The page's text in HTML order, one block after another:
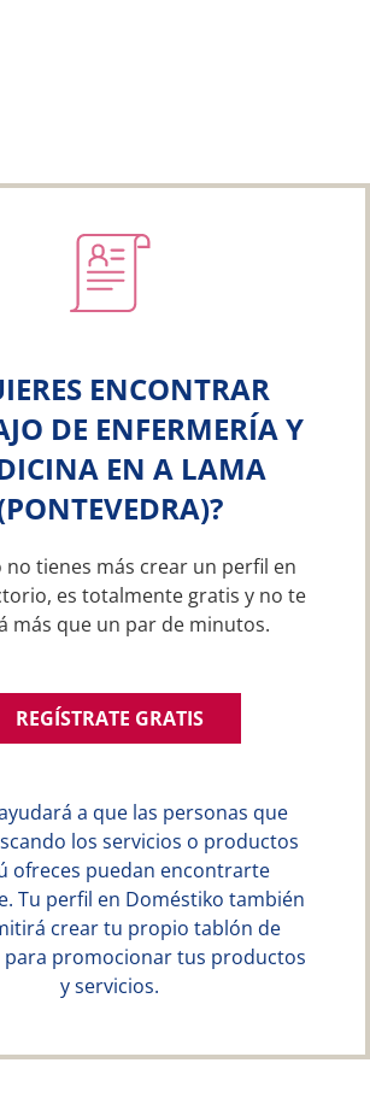
ENCONTRAR
DE ENFERMERÍA Y
EN A LAMA
no tienes más crear un perfil en
es totalmente gratis y no te
más que un par de minutos.
REGÍSTRATE GRATIS
a que las personas que
los servicios o productos
ofreces puedan encontrarte
Tu perfil en Doméstiko también
crear tu propio tablón de
para promocionar tus productos
y servicios.